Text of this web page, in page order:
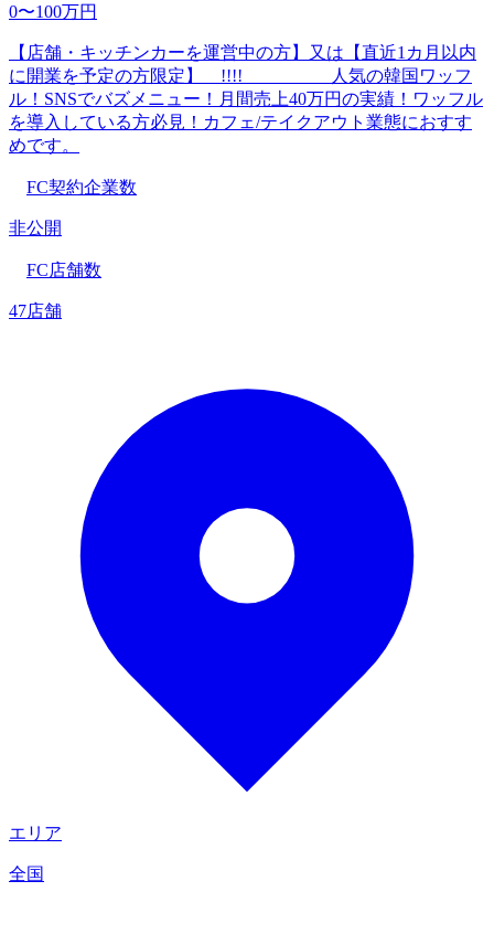
0〜100万円
【店舗・キッチンカーを運営中の方】又は【直近1カ月以内
に開業を予定の方限定】 !!!! 人気の韓国ワッフ
ル！SNSでバズメニュー！月間売上40万円の実績！ワッフル
を導入している方必見！カフェ/テイクアウト業態におすす
めです。
FC契約企業数
非公開
FC店舗数
47店舗
エリア
全国